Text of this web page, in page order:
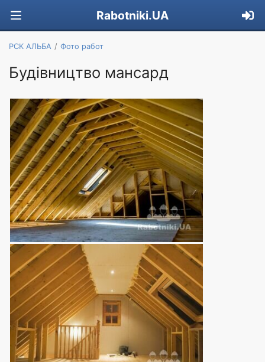
Rabotniki.UA
РСК АЛЬБА Фото работ
Будівництво мансард